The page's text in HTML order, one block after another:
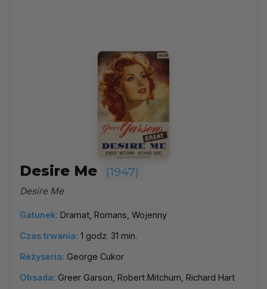
Desire Me (1947)
Desire Me
Gatunek: Dramat, Romans, Wojenny
Czas trwania: 1 godz. 31 min.
Reżyseria: George Cukor
Obsada: Greer Garson, Robert Mitchum, Richard Hart